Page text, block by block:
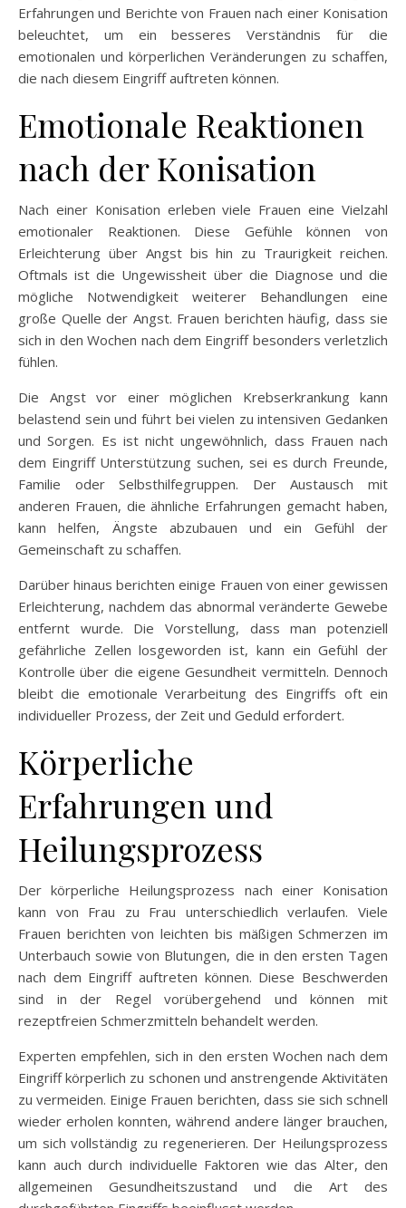
Erfahrungen und Berichte von Frauen nach einer Konisation
beleuchtet, um ein besseres Verständnis für die
emotionalen und körperlichen Veränderungen zu schaffen,
die nach diesem Eingriff auftreten können.
Emotionale Reaktionen
nach der Konisation
Nach einer Konisation erleben viele Frauen eine Vielzahl
emotionaler Reaktionen. Diese Gefühle können von
Erleichterung über Angst bis hin zu Traurigkeit reichen.
Oftmals ist die Ungewissheit über die Diagnose und die
mögliche Notwendigkeit weiterer Behandlungen eine
große Quelle der Angst. Frauen berichten häufig, dass sie
sich in den Wochen nach dem Eingriff besonders verletzlich
fühlen.
Die Angst vor einer möglichen Krebserkrankung kann
belastend sein und führt bei vielen zu intensiven Gedanken
und Sorgen. Es ist nicht ungewöhnlich, dass Frauen nach
dem Eingriff Unterstützung suchen, sei es durch Freunde,
Familie oder Selbsthilfegruppen. Der Austausch mit
anderen Frauen, die ähnliche Erfahrungen gemacht haben,
kann helfen, Ängste abzubauen und ein Gefühl der
Gemeinschaft zu schaffen.
Darüber hinaus berichten einige Frauen von einer gewissen
Erleichterung, nachdem das abnormal veränderte Gewebe
entfernt wurde. Die Vorstellung, dass man potenziell
gefährliche Zellen losgeworden ist, kann ein Gefühl der
Kontrolle über die eigene Gesundheit vermitteln. Dennoch
bleibt die emotionale Verarbeitung des Eingriffs oft ein
individueller Prozess, der Zeit und Geduld erfordert.
Körperliche
Erfahrungen und
Heilungsprozess
Der körperliche Heilungsprozess nach einer Konisation
kann von Frau zu Frau unterschiedlich verlaufen. Viele
Frauen berichten von leichten bis mäßigen Schmerzen im
Unterbauch sowie von Blutungen, die in den ersten Tagen
nach dem Eingriff auftreten können. Diese Beschwerden
sind in der Regel vorübergehend und können mit
rezeptfreien Schmerzmitteln behandelt werden.
Experten empfehlen, sich in den ersten Wochen nach dem
Eingriff körperlich zu schonen und anstrengende Aktivitäten
zu vermeiden. Einige Frauen berichten, dass sie sich schnell
wieder erholen konnten, während andere länger brauchen,
um sich vollständig zu regenerieren. Der Heilungsprozess
kann auch durch individuelle Faktoren wie das Alter, den
allgemeinen Gesundheitszustand und die Art des